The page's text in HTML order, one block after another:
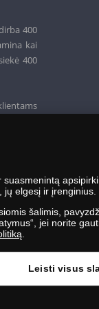
400
kai
400
elgesį ir įrenginius.
šalimis,
jei norite
Leisti visus